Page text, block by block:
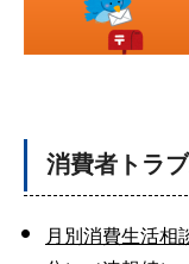
消費者トラ
月別消費生活相